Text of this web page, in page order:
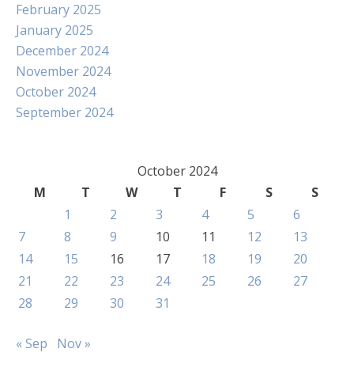
February 2025
January 2025
December 2024
November 2024
October 2024
September 2024
October 2024
M
T W T F S
S
1
2 3 4 5
6
7
8 9 10 11 12
13
14
15 16 17 18 19
20
21
22 23 24 25 26
27
28
29 30 31
« Sep Nov »